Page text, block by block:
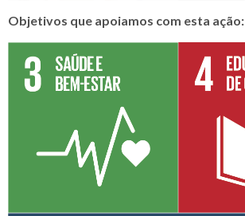
Objetivos que apoiamos com esta ação: